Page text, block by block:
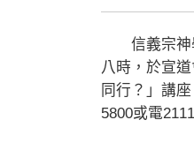
信義宗神學
八時，於宣
同行？」講
5800或電